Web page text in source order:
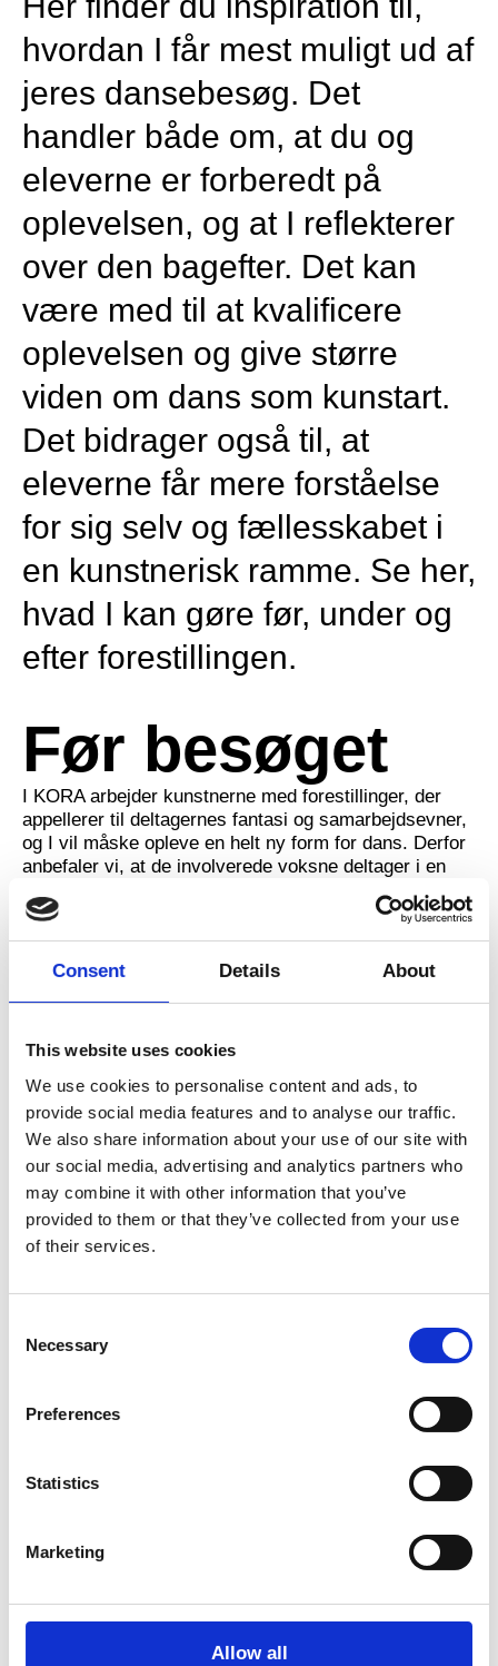
Consent Details About
This website uses cookies
We use cookies to personalise content and ads, to
provide social media features and to analyse our traffic.
We also share information about your use of our site with
our social media, advertising and analytics partners who
may combine it with other information that you’ve
provided to them or that they’ve collected from your use
of their services.
Selection
Necessary
Preferences
Statistics
Marketing
Allow all
hvordan I får mest muligt ud af
jeres dansebesøg. Det
handler både om, at du og
eleverne er forberedt på
oplevelsen, og at I reflekterer
over den bagefter. Det kan
være med til at kvalificere
oplevelsen og give større
viden om dans som kunstart.
Det bidrager også til, at
eleverne får mere forståelse
for sig selv og fællesskabet i
en kunstnerisk ramme. Se her,
hvad I kan gøre før, under og
efter forestillingen.
Før besøget
I KORA arbejder kunstnerne med forestillinger, der
appellerer til deltagernes fantasi og samarbejdsevner,
og I vil måske opleve en helt ny form for dans. Derfor
anbefaler vi, at de involverede voksne deltager i en
på tre timer.
Spørg kommunens KORA-kontaktperson, om der
arrangeres en workshop.
videohilsen, hvor de præsenterer sig selv.
der er i vente, og sætter ansigt på de mennesker,
børnene skal møde. Dansehallerne sender jer den i
god tid, så I kan lægge den ind i jeres planer.
I samarbejde med lærere har Kulturpakker udviklet
Forventnings- og oplevelseskort. Kortene er et let
tilgængeligt redskab til dialog om kunstneriske
I forberedelsesfasen åbner de for nysgerrighed og
direkte på smartboardet. Hent dem alle
kunstform, kan du finde mere information (på engelsk)
Under besøget
Alle deltagere har tøj på, som de kan